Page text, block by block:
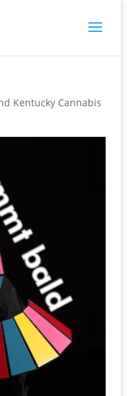
Kentucky Cannabis